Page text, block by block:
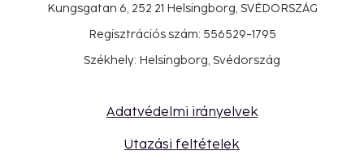
Kungsgatan 6, 252 21 Helsingborg, SVÉDORSZÁG
Regisztrációs szám: 556529-1795
Székhely: Helsingborg, Svédország
Adatvédelmi irányelvek
Utazási feltételek